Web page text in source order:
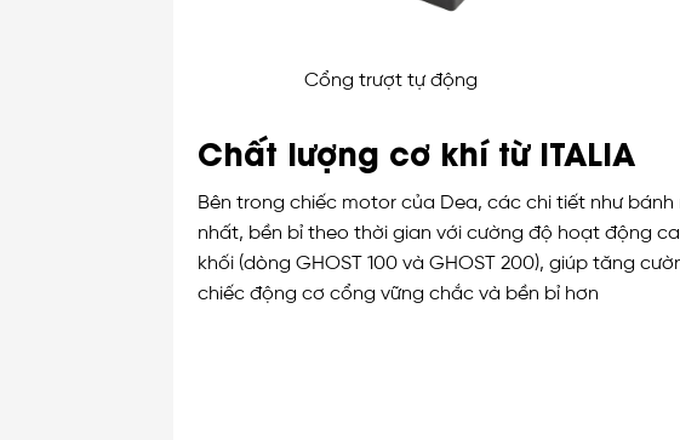
Cổng trượt tự động
Chất lượng cơ khí từ ITALIA
Bên trong chiếc motor của Dea, các chi tiết như
nhất, bền bỉ theo thời gian với cường độ hoạt động
khối (dòng GHOST 100 và GHOST 200), giúp tăng
chiếc động cơ cổng vững chắc và bền bỉ hơn